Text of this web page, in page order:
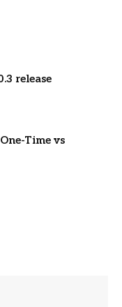
release
Time vs